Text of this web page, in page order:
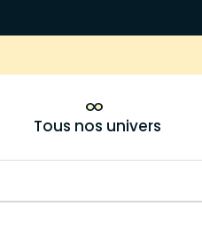
Tous nos univers